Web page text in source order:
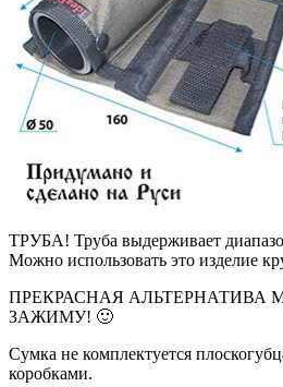
ТРУБА! Труба выдерживает
Можно использовать это изделие
ПРЕКРАСНАЯ АЛЬТЕРНАТИВА
ЗАЖИМУ! 🙂
Сумка не комплектуется
коробками.